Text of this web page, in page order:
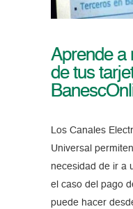
Aprende a
de tus
Los Canales
Universal
necesidad de ir a
el caso del pago
puede hacer